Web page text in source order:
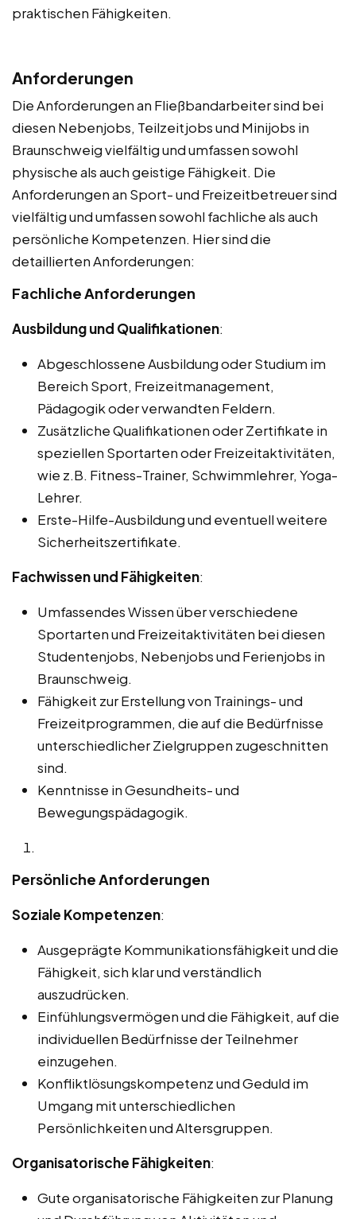
praktischen Fähigkeiten.
Anforderungen
Die Anforderungen an Fließbandarbeiter sind bei
diesen Nebenjobs, Teilzeitjobs und Minijobs in
Braunschweig vielfältig und umfassen sowohl
physische als auch geistige Fähigkeit. Die
Anforderungen an Sport- und Freizeitbetreuer sind
vielfältig und umfassen sowohl fachliche als auch
persönliche Kompetenzen. Hier sind die
detaillierten Anforderungen:
Fachliche Anforderungen
Ausbildung und Qualifikationen:
Abgeschlossene Ausbildung oder Studium im
Bereich Sport, Freizeitmanagement,
Pädagogik oder verwandten Feldern.
Zusätzliche Qualifikationen oder Zertifikate in
speziellen Sportarten oder Freizeitaktivitäten,
wie z.B. Fitness-Trainer, Schwimmlehrer, Yoga-
Lehrer.
Erste-Hilfe-Ausbildung und eventuell weitere
Sicherheitszertifikate.
Fachwissen und Fähigkeiten:
Umfassendes Wissen über verschiedene
Sportarten und Freizeitaktivitäten bei diesen
Studentenjobs, Nebenjobs und Ferienjobs in
Braunschweig.
Fähigkeit zur Erstellung von Trainings- und
Freizeitprogrammen, die auf die Bedürfnisse
unterschiedlicher Zielgruppen zugeschnitten
sind.
Kenntnisse in Gesundheits- und
Bewegungspädagogik.
Persönliche Anforderungen
Soziale Kompetenzen:
Ausgeprägte Kommunikationsfähigkeit und die
Fähigkeit, sich klar und verständlich
auszudrücken.
Einfühlungsvermögen und die Fähigkeit, auf die
individuellen Bedürfnisse der Teilnehmer
einzugehen.
Konfliktlösungskompetenz und Geduld im
Umgang mit unterschiedlichen
Persönlichkeiten und Altersgruppen.
Organisatorische Fähigkeiten:
Gute organisatorische Fähigkeiten zur Planung